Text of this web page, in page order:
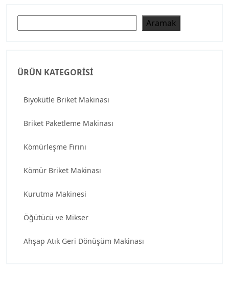
Aramak
ÜRÜN KATEGORISI
Biyokütle Briket Makinası
Briket Paketleme Makinası
Kömürleşme Fırını
Kömür Briket Makinası
Kurutma Makinesi
Öğütücü ve Mikser
Ahşap Atık Geri Dönüşüm Makinası